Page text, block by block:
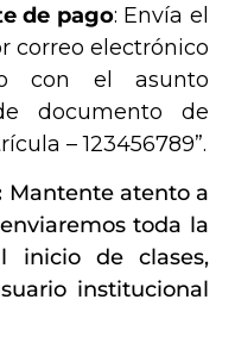
de pago: Envía el
correo electrónico
con el asunto
documento de
– 123456789”.
Mantente atento a
toda la
inicio de clases,
institucional